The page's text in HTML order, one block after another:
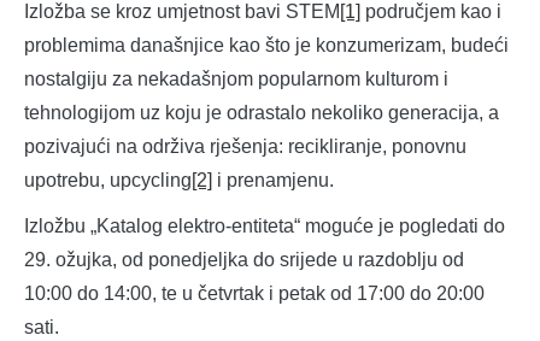
Izložba se kroz umjetnost bavi STEM [1] područjem kao i
problemima današnjice kao što je konzumerizam, budeći
nostalgiju za nekadašnjom popularnom kulturom i
tehnologijom uz koju je odrastalo nekoliko generacija, a
pozivajući na održiva rješenja: recikliranje, ponovnu
upotrebu, upcycling[2] i prenamjenu.
Izložbu „Katalog elektro-entiteta“ moguće je pogledati do
29. ožujka, od ponedjeljka do srijede u razdoblju od
10:00 do 14:00, te u četvrtak i petak od 17:00 do 20:00
sati.